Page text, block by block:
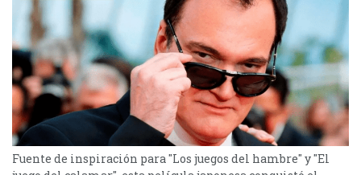
Fuente de inspiración para "Los juegos del hambre" y "El